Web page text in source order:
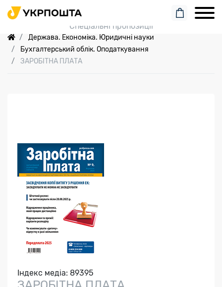
Пошук замовлення
Спеціальні пропозиції
Держава. Економіка. Юридичні науки
Бухгалтерський облік. Оподаткування
ЗАРОБІТНА ПЛАТА
Індекс медіа: 89395